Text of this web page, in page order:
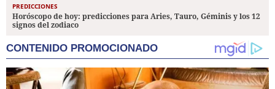
PREDICCIONES
Horóscopo de hoy: predicciones para Aries, Tauro, Géminis y los 12
signos del zodiaco
CONTENIDO PROMOCIONADO